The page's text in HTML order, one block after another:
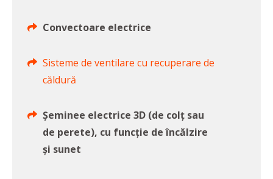
Convectoare electrice
Sisteme de ventilare cu recuperare de
căldură
Șeminee electrice 3D (de colț sau
de perete), cu funcție de încălzire
și sunet